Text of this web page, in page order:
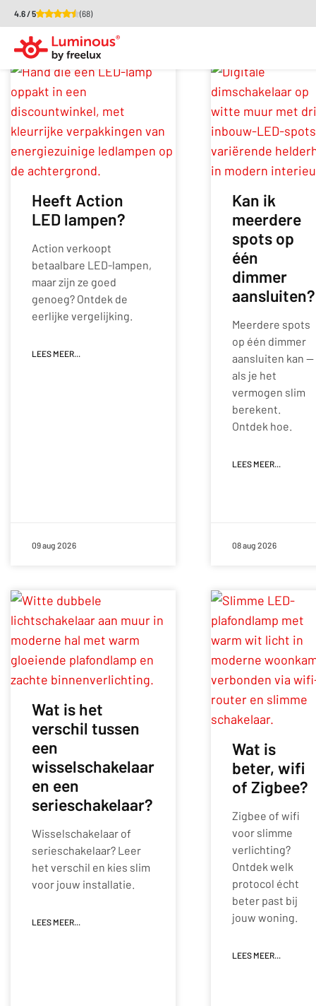
4.6 / 5 (68)
Archieven:Kennisbank
Heeft Action
LED lampen?
Action verkoopt
betaalbare LED-lampen,
maar zijn ze goed
genoeg? Ontdek de
eerlijke vergelijking.
LEES MEER...
09 aug 2026
Kan ik
meerdere
spots op
één
dimmer
aansluiten?
Meerdere spots
op één dimmer
aansluiten kan —
als je het
vermogen slim
berekent.
Ontdek hoe.
LEES MEER...
08 aug 2026
Wat is het
verschil tussen
een
wisselschakelaar
en een
serieschakelaar?
Wisselschakelaar of
serieschakelaar? Leer
het verschil en kies slim
voor jouw installatie.
LEES MEER...
Wat is
beter, wifi
of Zigbee?
Zigbee of wifi
voor slimme
verlichting?
Ontdek welk
protocol écht
beter past bij
jouw woning.
LEES MEER...